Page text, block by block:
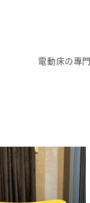
電動床の專門